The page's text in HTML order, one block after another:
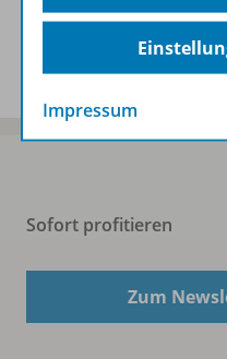
Spar-Pakete
Sofort profitieren
Zum
Impressum